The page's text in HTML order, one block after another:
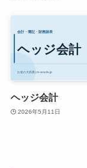
ヘッジ会計
2026年5月11日